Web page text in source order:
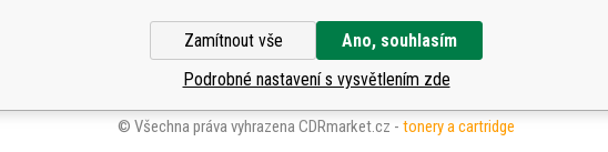
© Všechna práva vyhrazena CDRmarket.cz - tonery a cartridge
Zamítnout vše
Ano, souhlasím
Podrobné nastavení s vysvětlením zde